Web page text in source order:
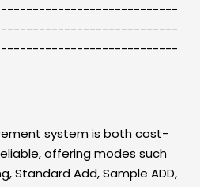
system is both cost-
offering modes such
Standard Add, Sample ADD,